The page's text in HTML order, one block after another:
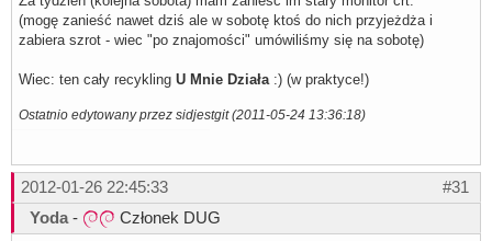
(mogę zanieść nawet dziś ale w sobotę ktoś do nich przyjeżdża i
zabiera szrot - wiec "po znajomości" umówiliśmy się na sobotę)
Wiec: ten cały recykling U Mnie Działa:) (w praktyce!)
Ostatnio edytowany przez sidjestgit (2011-05-24 13:36:18)
#31
2012-01-26 22:45:33
Yoda - Członek DUG